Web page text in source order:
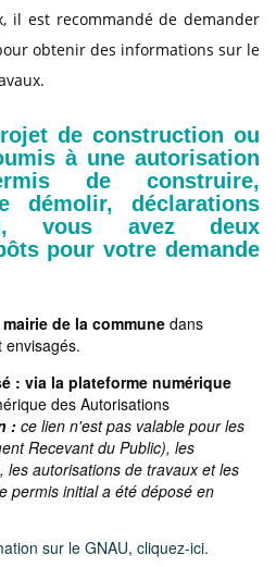
il est recommandé de demander
obtenir des informations sur le
de construction ou
à une autorisation
de construire,
démolir, déclarations
vous avez deux
pour votre demande
de la commune dans
envisagés.
: via la plateforme numérique
des Autorisations
:ce lien n'est pas valable pour les
Recevant du Public), les
les autorisations de travaux et les
permis initial a été déposé en
sur le GNAU, cliquez-ici.